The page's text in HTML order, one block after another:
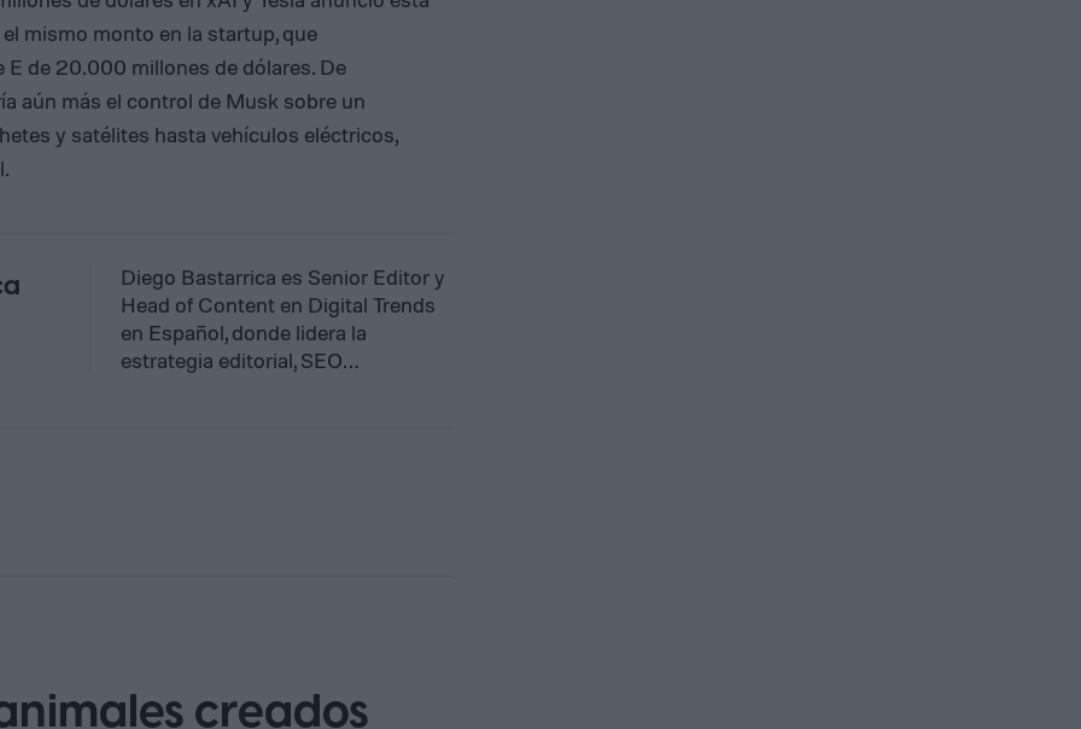
mismo monto en la startup, que
de 20.000 millones de dólares. De
aún más el control de Musk sobre un
y satélites hasta vehículos eléctricos,
Diego Bastarrica es Senior Editor y
Head of Content en Digital Trends
en Español, donde lidera la
estrategia editorial, SEO…
creados